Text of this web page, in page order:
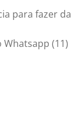
para fazer da
(11)